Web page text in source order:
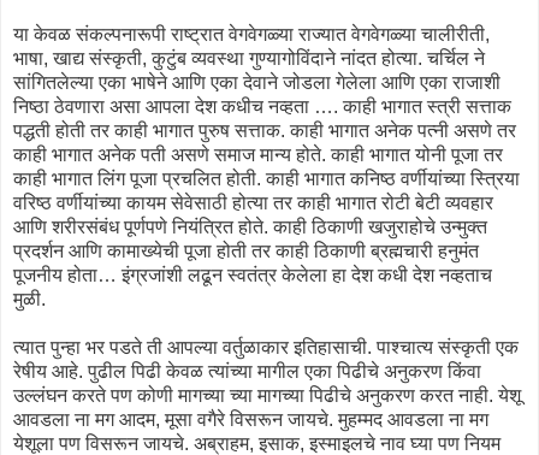
या केवळ संकल्पनारूपी राष्ट्रात वेगवेगळ्या राज्यात वेगवेगळ्या चालीरीती,
भाषा, खाद्य संस्कृती, कुटुंब व्यवस्था गुण्यागोविंदाने नांदत होत्या. चर्चिल ने
सांगितलेल्या एका भाषेने आणि एका देवाने जोडला गेलेला आणि एका राजाशी
निष्ठा ठेवणारा असा आपला देश कधीच नव्हता …. काही भागात स्त्री सत्ताक
पद्धती होती तर काही भागात पुरुष सत्ताक. काही भागात अनेक पत्नी असणे तर
काही भागात अनेक पती असणे समाज मान्य होते. काही भागात योनी पूजा तर
काही भागात लिंग पूजा प्रचलित होती. काही भागात कनिष्ठ वर्णीयांच्या स्त्रिया
वरिष्ठ वर्णीयांच्या कायम सेवेसाठी होत्या तर काही भागात रोटी बेटी व्यवहार
आणि शरीरसंबंध पूर्णपणे नियंत्रित होते. काही ठिकाणी खजुराहोचे उन्मुक्त
प्रदर्शन आणि कामाख्येची पूजा होती तर काही ठिकाणी ब्रह्मचारी हनुमंत
पूजनीय होता… इंग्रजांशी लढून स्वतंत्र केलेला हा देश कधी देश नव्हताच
मुळी.
त्यात पुन्हा भर पडते ती आपल्या वर्तुळाकार इतिहासाची. पाश्चात्य संस्कृती एक
रेषीय आहे. पुढील पिढी केवळ त्यांच्या मागील एका पिढीचे अनुकरण किंवा
उल्लंघन करते पण कोणी मागच्या च्या मागच्या पिढीचे अनुकरण करत नाही. येशू
आवडला ना मग आदम, मूसा वगैरे विसरून जायचे. मुहम्मद आवडला ना मग
येशूला पण विसरून जायचे. अब्राहम, इसाक, इस्माइलचे नाव घ्या पण नियम